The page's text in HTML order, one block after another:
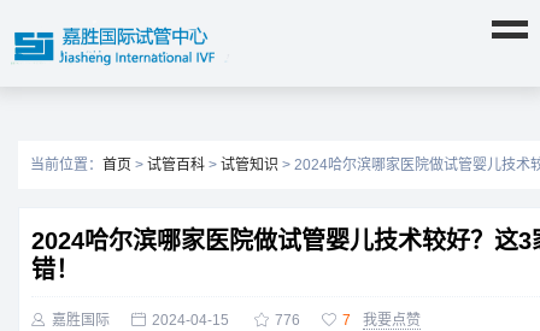
当前位置： 首页 > 试管百科 > 试管知识 > 2024哈尔滨哪家医院做试管婴儿技术
2024哈尔滨哪家医院做试管婴儿技术较好？这
错！
 嘉胜国际  2024-04-15  776  7 我要点赞